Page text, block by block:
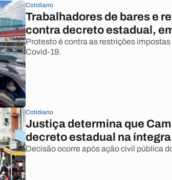
Cotidiano
Trabalhadores de bares e
contra decreto estadual,
Protesto é contra as restrições
Covid-19.
Cotidiano
Justiça determina que
decreto estadual na íntegra
Decisão ocorre após ação civil pública